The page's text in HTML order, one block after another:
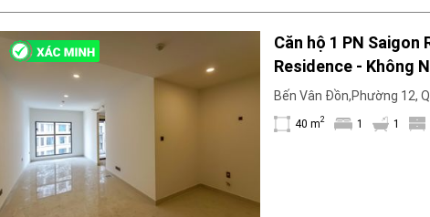
Căn hộ 1 PN Saigon
Residence - Không
Thoải Mái
Bến Vân Đồn,Phường 12,
40 m2 1 1